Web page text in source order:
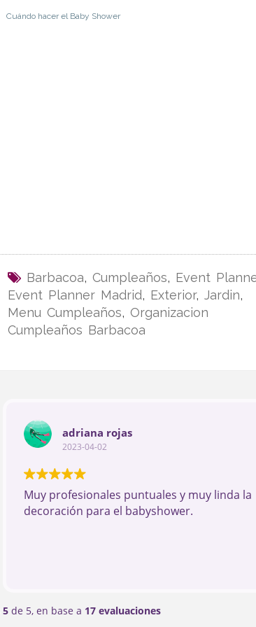
Cuándo hacer el Baby Shower
Barbacoa, Cumpleaños, Event
Event Planner Madrid, Exterior, Jardin,
Menu Cumpleaños, Organizacion
Cumpleaños Barbacoa
adriana rojas
2023-04-02
Muy profesionales puntuales y muy linda la
decoración para el babyshower.
5de 5, en base a 17 evaluaciones